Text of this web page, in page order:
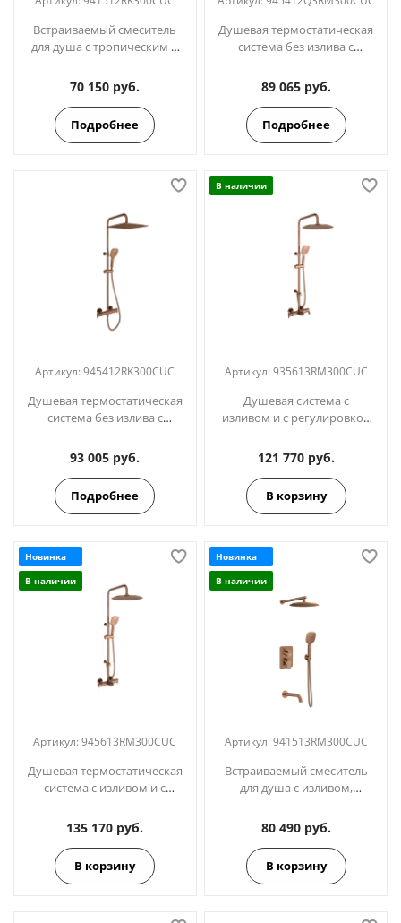
Встраиваемый смеситель
для душа с тропическим и
BLAUTHERM
941512RK300CUC медь
70 150 руб.
Подробнее
Душевая термостатическая
система без излива с
BLAUTHERM
945412Q3RM300CUC медь
89 065 руб.
Подробнее
Артикул:945412RK300CUC
Душевая термостатическая
система без излива с
BLAUTHERM
945412RK300CUC медь
93 005 руб.
Подробнее
В наличии
Артикул: 935613RM300CUC
Душевая система с
изливом и с регулировкой
935613RM300CUC медь
121 770 руб.
В корзину
Новинка
В наличии
Артикул:945613RM300CUC
Душевая термостатическая
система с изливом и с
BLAUTHERM
945613RM300CUC медь
135 170 руб.
В корзину
Новинка
В наличии
Артикул: 941513RM300CUC
Встраиваемый смеситель
для душа с изливом,
душем BLAUTHERM
941513RM300CUC медь
80 490 руб.
В корзину